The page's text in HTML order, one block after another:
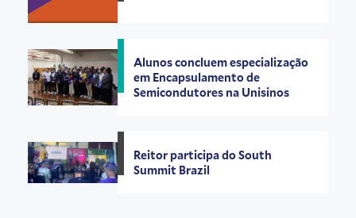
Alunos concluem especialização
em Encapsulamento de
Semicondutores na Unisinos
Reitor participa do South
Summit Brazil